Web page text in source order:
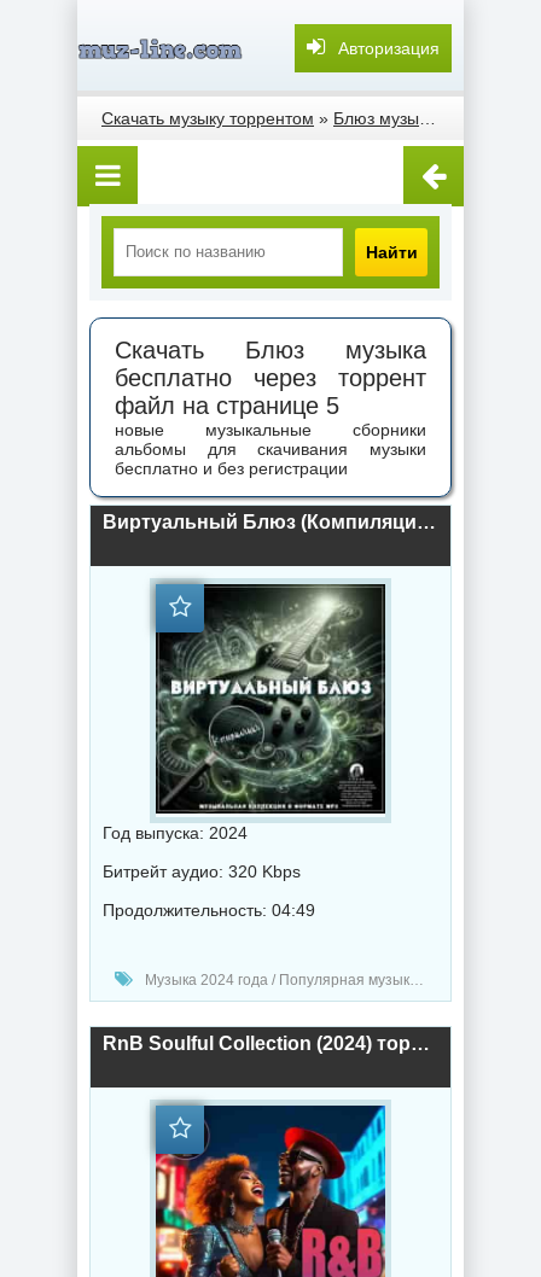
Авторизация
Скачать музыку торрентом » Блюз музыка
Найти
Скачать Блюз музыка
бесплатно через торрент
файл на странице 5
новые музыкальные сборники
альбомы для скачивания музыки
бесплатно и без регистрации
Виртуальный Блюз (Компиляция) (2024) торрент
Год выпуска: 2024
Битрейт аудио: 320 Kbps
Продолжительность: 04:49
Музыка 2024 года / Популярная музыка / Блюз музыка / Музыка VA
RnB Soulful Collection (2024) торрент